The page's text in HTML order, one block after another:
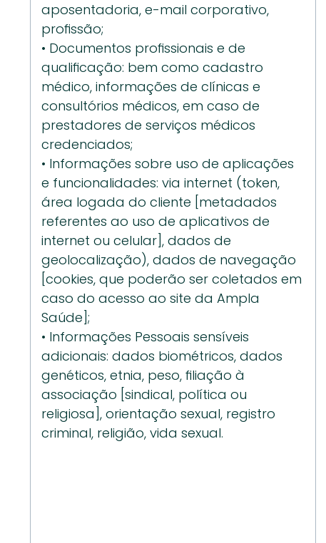
aposentadoria, e-mail corporativo,
profissão;
• Documentos profissionais e de
qualificação: bem como cadastro
médico, informações de clínicas e
consultórios médicos, em caso de
prestadores de serviços médicos
credenciados;
• Informações sobre uso de aplicações
e funcionalidades: via internet (token,
área logada do cliente [metadados
referentes ao uso de aplicativos de
internet ou celular], dados de
geolocalização), dados de navegação
[cookies, que poderão ser coletados em
caso do acesso ao site da Ampla
Saúde];
• Informações Pessoais sensíveis
adicionais: dados biométricos, dados
genéticos, etnia, peso, filiação à
associação [sindical, política ou
religiosa], orientação sexual, registro
criminal, religião, vida sexual.